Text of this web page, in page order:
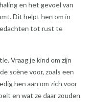
en het gevoel van
Dit helpt hen om in
tot rust te
Vraag je kind om zijn
scène voor, zoals een
hen aan om zich voor
en wat ze daar zouden